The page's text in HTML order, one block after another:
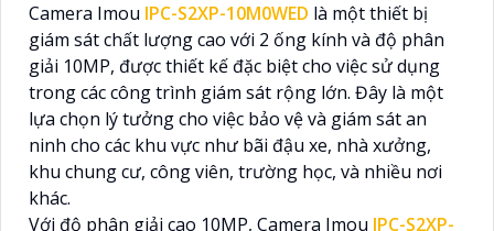
Camera Imou IPC-S2XP-10M0WED là một thiết bị
giám sát chất lượng cao với 2 ống kính và độ phân
giải 10MP, được thiết kế đặc biệt cho việc sử dụng
trong các công trình giám sát rộng lớn. Đây là một
lựa chọn lý tưởng cho việc bảo vệ và giám sát an
ninh cho các khu vực như bãi đậu xe, nhà xưởng,
khu chung cư, công viên, trường học, và nhiều nơi
khác.
Với độ phân giải cao 10MP, Camera Imou IPC-S2XP-